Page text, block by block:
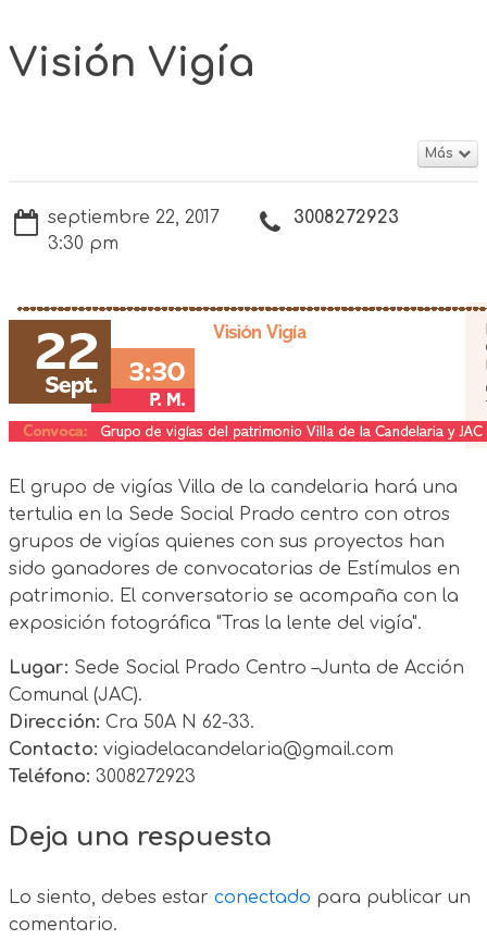
Visión Vigía
Más
septiembre 22, 2017
3:30 pm
3008272923
El grupo de vigías Villa de la candelaria hará una
tertulia en la Sede Social Prado centro con otros
grupos de vigías quienes con sus proyectos han
sido ganadores de convocatorias de Estímulos en
patrimonio. El conversatorio se acompaña con la
exposición fotográfica "Tras la lente del vigía".
Lugar: Sede Social Prado Centro –Junta de Acción
Comunal (JAC).
Dirección: Cra 50A N 62-33.
Contacto: vigiadelacandelaria@gmail.com
Teléfono: 3008272923
Deja una respuesta
Lo siento, debes estar conectado para publicar un
comentario.